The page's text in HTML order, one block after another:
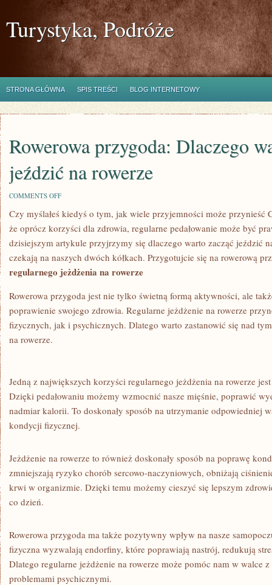
Turystyka, Podróże
STRONA GŁÓWNA SPIS TREŚCI BLOG INTERNETOWY
Rowerowa przygoda: Dlaczego
jeździć na rowerze
COMMENTS OFFON
PRZYGODA:
DLACZEGO
WARTO
ZACZĄĆ
JEŹDZIĆ
NA
ROWERZE
Czy myślałeś kiedyś⁣ o tym, jak‍ wiele przyjemności może przynieść
że oprócz korzyści dla zdrowia, regularne ⁣pedałowanie może być
dzisiejszym artykule przyjrzymy się dlaczego warto ‍zacząć ​jeździć
czekają na⁣ naszych ⁣dwóch kółkach. Przygotujcie⁣ się na rowerową
regularnego jeżdżenia‍ na rowerze
Rowerowa przygoda jest nie tylko świetną ‌formą⁣ aktywności, ale
poprawienie swojego zdrowia. Regularne jeżdżenie ⁣na rowerze
fizycznych, ‍jak i psychicznych. Dlatego warto zastanowić się​ nad
na rowerze.
Jedną z największych korzyści regularnego jeżdżenia na rowerze
Dzięki pedałowaniu możemy wzmocnić nasze mięśnie, poprawić
nadmiar kalorii. To doskonały‌ sposób na utrzymanie odpowiedniej
kondycji ⁢fizycznej.
Jeżdżenie na ⁤rowerze to⁣ również doskonały sposób na poprawę
zmniejszają ryzyko chorób sercowo-naczyniowych, obniżają
krwi w organizmie. Dzięki temu możemy cieszyć ‌się⁣ lepszym
co dzień.
Rowerowa przygoda ma⁤ także pozytywny wpływ ​na nasze
fizyczna wyzwalają ⁤endorfiny,⁢ które poprawiają nastrój, redukują
Dlatego regularne‍ jeżdżenie na rowerze może⁢ pomóc nam w⁣ walce
problemami psychicznymi.